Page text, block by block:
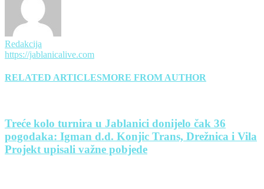
Redakcija
https://jablanicalive.com
RELATED ARTICLESMORE FROM AUTHOR
Treće kolo turnira u Jablanici donijelo čak 36
pogodaka: Igman d.d. Konjic Trans, Drežnica i Vila
Projekt upisali važne pobjede